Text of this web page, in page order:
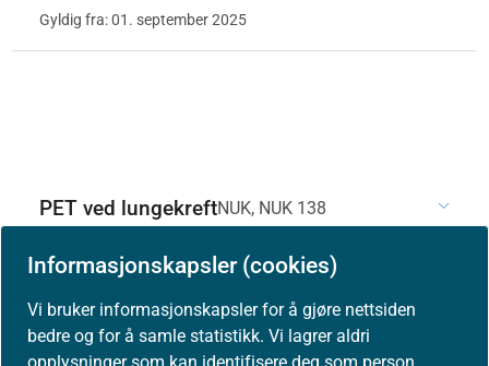
Informasjonskapsler (cookies)
Vi bruker informasjonskapsler for å gjøre nettsiden
bedre og for å samle statistikk. Vi lagrer aldri
Gyldig fra: 01. september 2025
PET ved lungekreftNUK, NUK 138